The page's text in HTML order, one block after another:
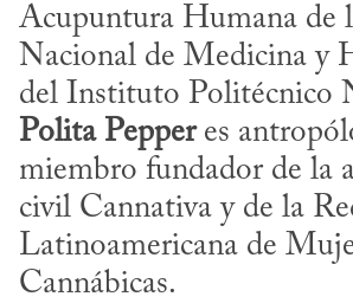
Acupuntura Humana de
Nacional de Medicina y
Polita Pepper es
miembro fundador de la
civil Cannativa y de la
Latinoamericana de
Cannábicas.